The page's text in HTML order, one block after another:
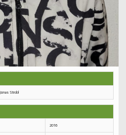
Jonas Strobl
2016